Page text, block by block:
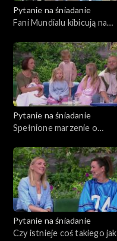
Pytanie na śniadanie
Fani Mundialu kibicują na
Pytanie na śniadanie
Spełnione marzenie o
Pytanie na śniadanie
Czy istnieje coś takiego jak